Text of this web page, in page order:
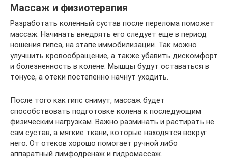
Массаж и физиотерапия
Разработать коленный сустав после перелома поможет
массаж. Начинать внедрять его следует еще в период
ношения гипса, на этапе иммобилизации. Так можно
улучшить кровообращение, а также убавить дискомфорт
и болезненность в колене. Мышцы будут оставаться в
тонусе, а отеки постепенно начнут уходить.
После того как гипс снимут, массаж будет
способствовать подготовке колена к последующим
физическим нагрузкам. Важно разминать и растирать не
сам сустав, а мягкие ткани, которые находятся вокруг
него. От отеков хорошо помогает ручной либо
аппаратный лимфодренаж и гидромассаж.